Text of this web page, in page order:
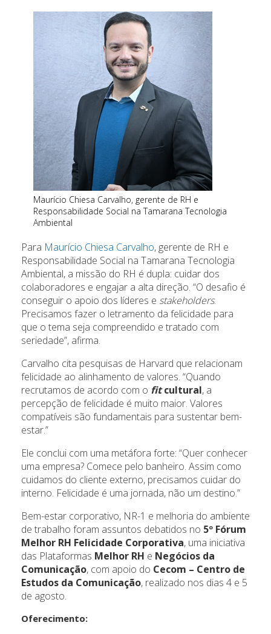
Maurício Chiesa Carvalho, gerente de RH e
Responsabilidade Social na Tamarana Tecnologia
Ambiental
Para Maurício Chiesa Carvalho, gerente de RH e
Responsabilidade Social na Tamarana Tecnologia
Ambiental, a missão do RH é dupla: cuidar dos
colaboradores e engajar a alta direção. “O desafio é
conseguir o apoio dos líderes e stakeholders.
Precisamos fazer o letramento da felicidade para
que o tema seja compreendido e tratado com
seriedade”, afirma.
Carvalho cita pesquisas de Harvard que relacionam
felicidade ao alinhamento de valores. “Quando
recrutamos de acordo com o fitcultural, a
percepção de felicidade é muito maior. Valores
compatíveis são fundamentais para sustentar bem-
estar.”
Ele conclui com uma metáfora forte: “Quer conhecer
uma empresa? Comece pelo banheiro. Assim como
cuidamos do cliente externo, precisamos cuidar do
interno. Felicidade é uma jornada, não um destino.”
Bem-estar corporativo, NR-1 e melhoria do ambiente
de trabalho foram assuntos debatidos no 5º Fórum
Melhor RH Felicidade Corporativa, uma iniciativa
das Plataformas Melhor RH e Negócios da
Comunicação, com apoio do Cecom – Centro de
Estudos da Comunicação, realizado nos dias 4 e 5
de agosto.
Oferecimento: